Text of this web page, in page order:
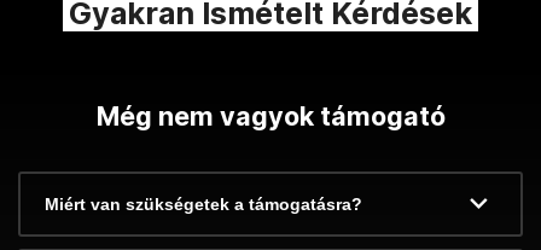
Gyakran Ismételt Kérdések
Még nem vagyok támogató
Miért van szükségetek a támogatásra?